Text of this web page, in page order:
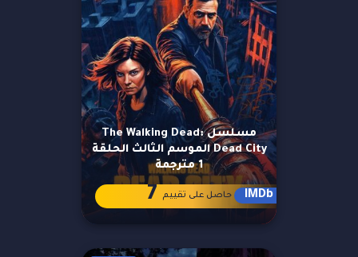
مسلسل The Walking Dead:
Dead City الموسم الثالث الحلقة
1 مترجمة
IMDb حاصل على تقييم 7